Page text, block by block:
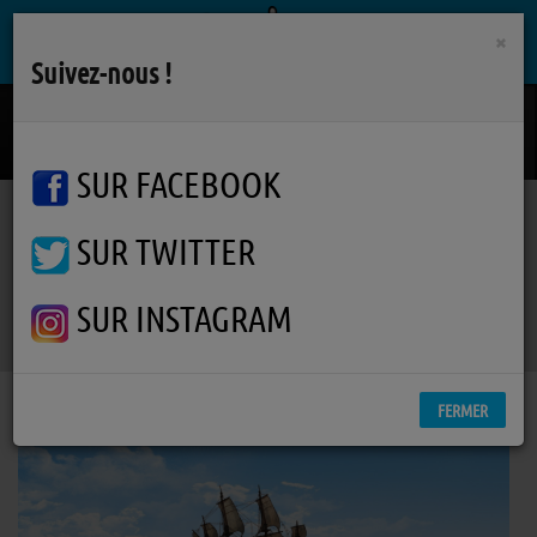
Podcasts Whydah Gally
Whydah Gally
×
Suivez-nous !
SUR FACEBOOK
SUR TWITTER
SUR INSTAGRAM
FERMER